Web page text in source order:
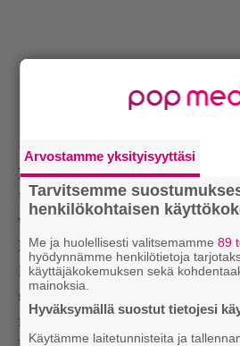
– Ja tässä he ovat kuitenkin
perhettä kaikkien sosiaalisten
ulkopuolella. Halusin näyttää,
voi valita sen, mitä olemme.
Ranskalaisella kirjoittajalla ja
Montaignellaon eräs lause,
suhdetta hyvin. Hänellä oli
ranskalaisen kirjoittajan
Arvostamme yksityisyyttäsi
Tarvitsemme
henkilökohtaisen
Me ja huolellisesti valitsemamme89
hyödynnämme henkilötietoja
käyttäjäkokemuksen sekä
mainoksia.
Hyväksymällä suostut tietojesi
Käytämme laitetunnisteita ja